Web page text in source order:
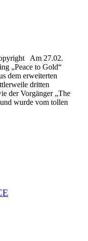
Am 27.02.
„Peace to Gold“
dem erweiterten
dritten
der Vorgänger „The
wurde vom tollen